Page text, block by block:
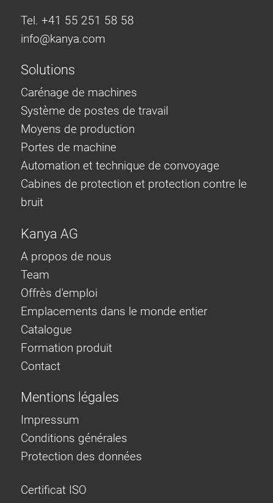
Tel. +41 55 251 58 58
info@kanya.com
Solutions
Carénage de machines
Système de postes de travail
Moyens de production
Portes de machine
Automation et technique de convoyage
Cabines de protection et protection contre le
bruit
Kanya AG
A propos de nous
Team
Offrès d'emploi
Emplacements dans le monde entier
Catalogue
Formation produit
Contact
Mentions légales
Impressum
Conditions générales
Protection des données
Certificat ISO